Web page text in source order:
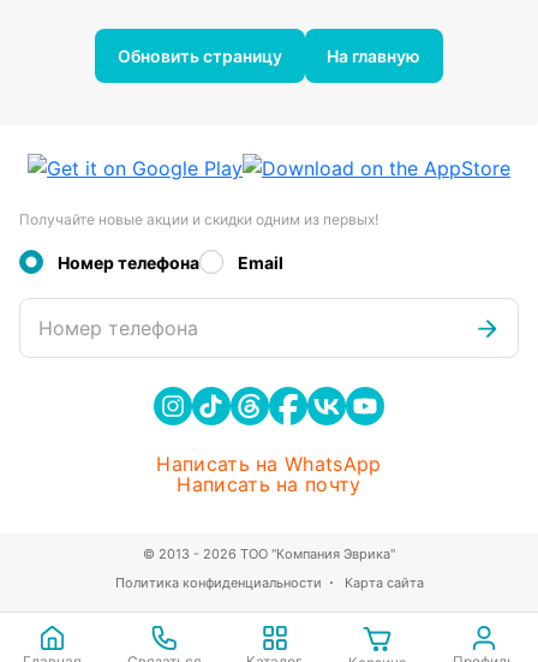
Обновить страницу На главную
Получайте новые акции и скидки одним из первых!
Номер телефона Email
Номер телефона
Написать на WhatsApp
Написать на почту
Политика конфиденциальности Карта сайта
© 2013 - 2026 ТОО "Компания Эврика"